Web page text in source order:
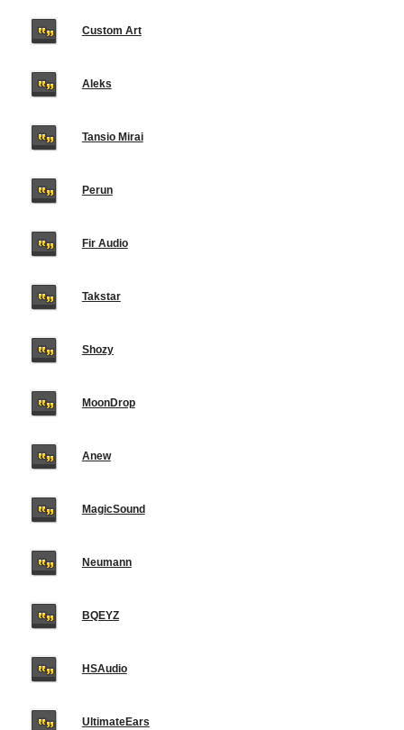
Custom Art
Aleks
Tansio Mirai
Perun
Fir Audio
Takstar
Shozy
MoonDrop
Anew
MagicSound
Neumann
BQEYZ
HSAudio
UltimateEars